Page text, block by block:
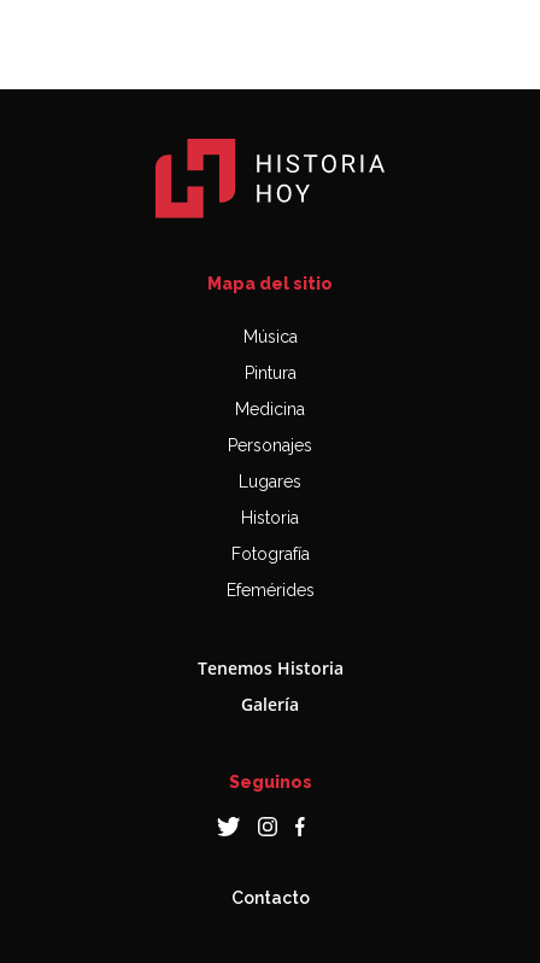
Mapa del sitio
Música
Pintura
Medicina
Personajes
Lugares
Historia
Fotografía
Efemérides
Tenemos Historia
Galería
Seguinos
Contacto